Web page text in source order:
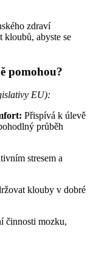
zdraví
kloubů, abyste se
pomohou?
EU):
Přispívá k úlevě
průběh
stresem a
klouby v dobré
činnosti mozku,